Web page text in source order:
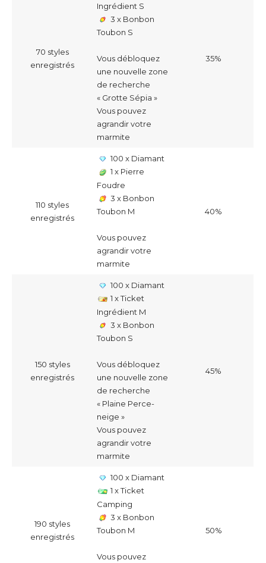
70 styles
enregistrés
Ingrédient S
3 x Bonbon
Toubon S
Vous débloquez
une nouvelle zone
de recherche
« Grotte Sépia »
Vous pouvez
agrandir votre
marmite
35%
110 styles
enregistrés
100 x Diamant
1 x Pierre
Foudre
3 x Bonbon
Toubon M
Vous pouvez
agrandir votre
marmite
40%
150 styles
enregistrés
100 x Diamant
1 x Ticket
Ingrédient M
3 x Bonbon
Toubon S
Vous débloquez
une nouvelle zone
de recherche
« Plaine Perce-
neige »
Vous pouvez
agrandir votre
marmite
45%
190 styles
enregistrés
100 x Diamant
1 x Ticket
Camping
3 x Bonbon
Toubon M
Vous pouvez
50%